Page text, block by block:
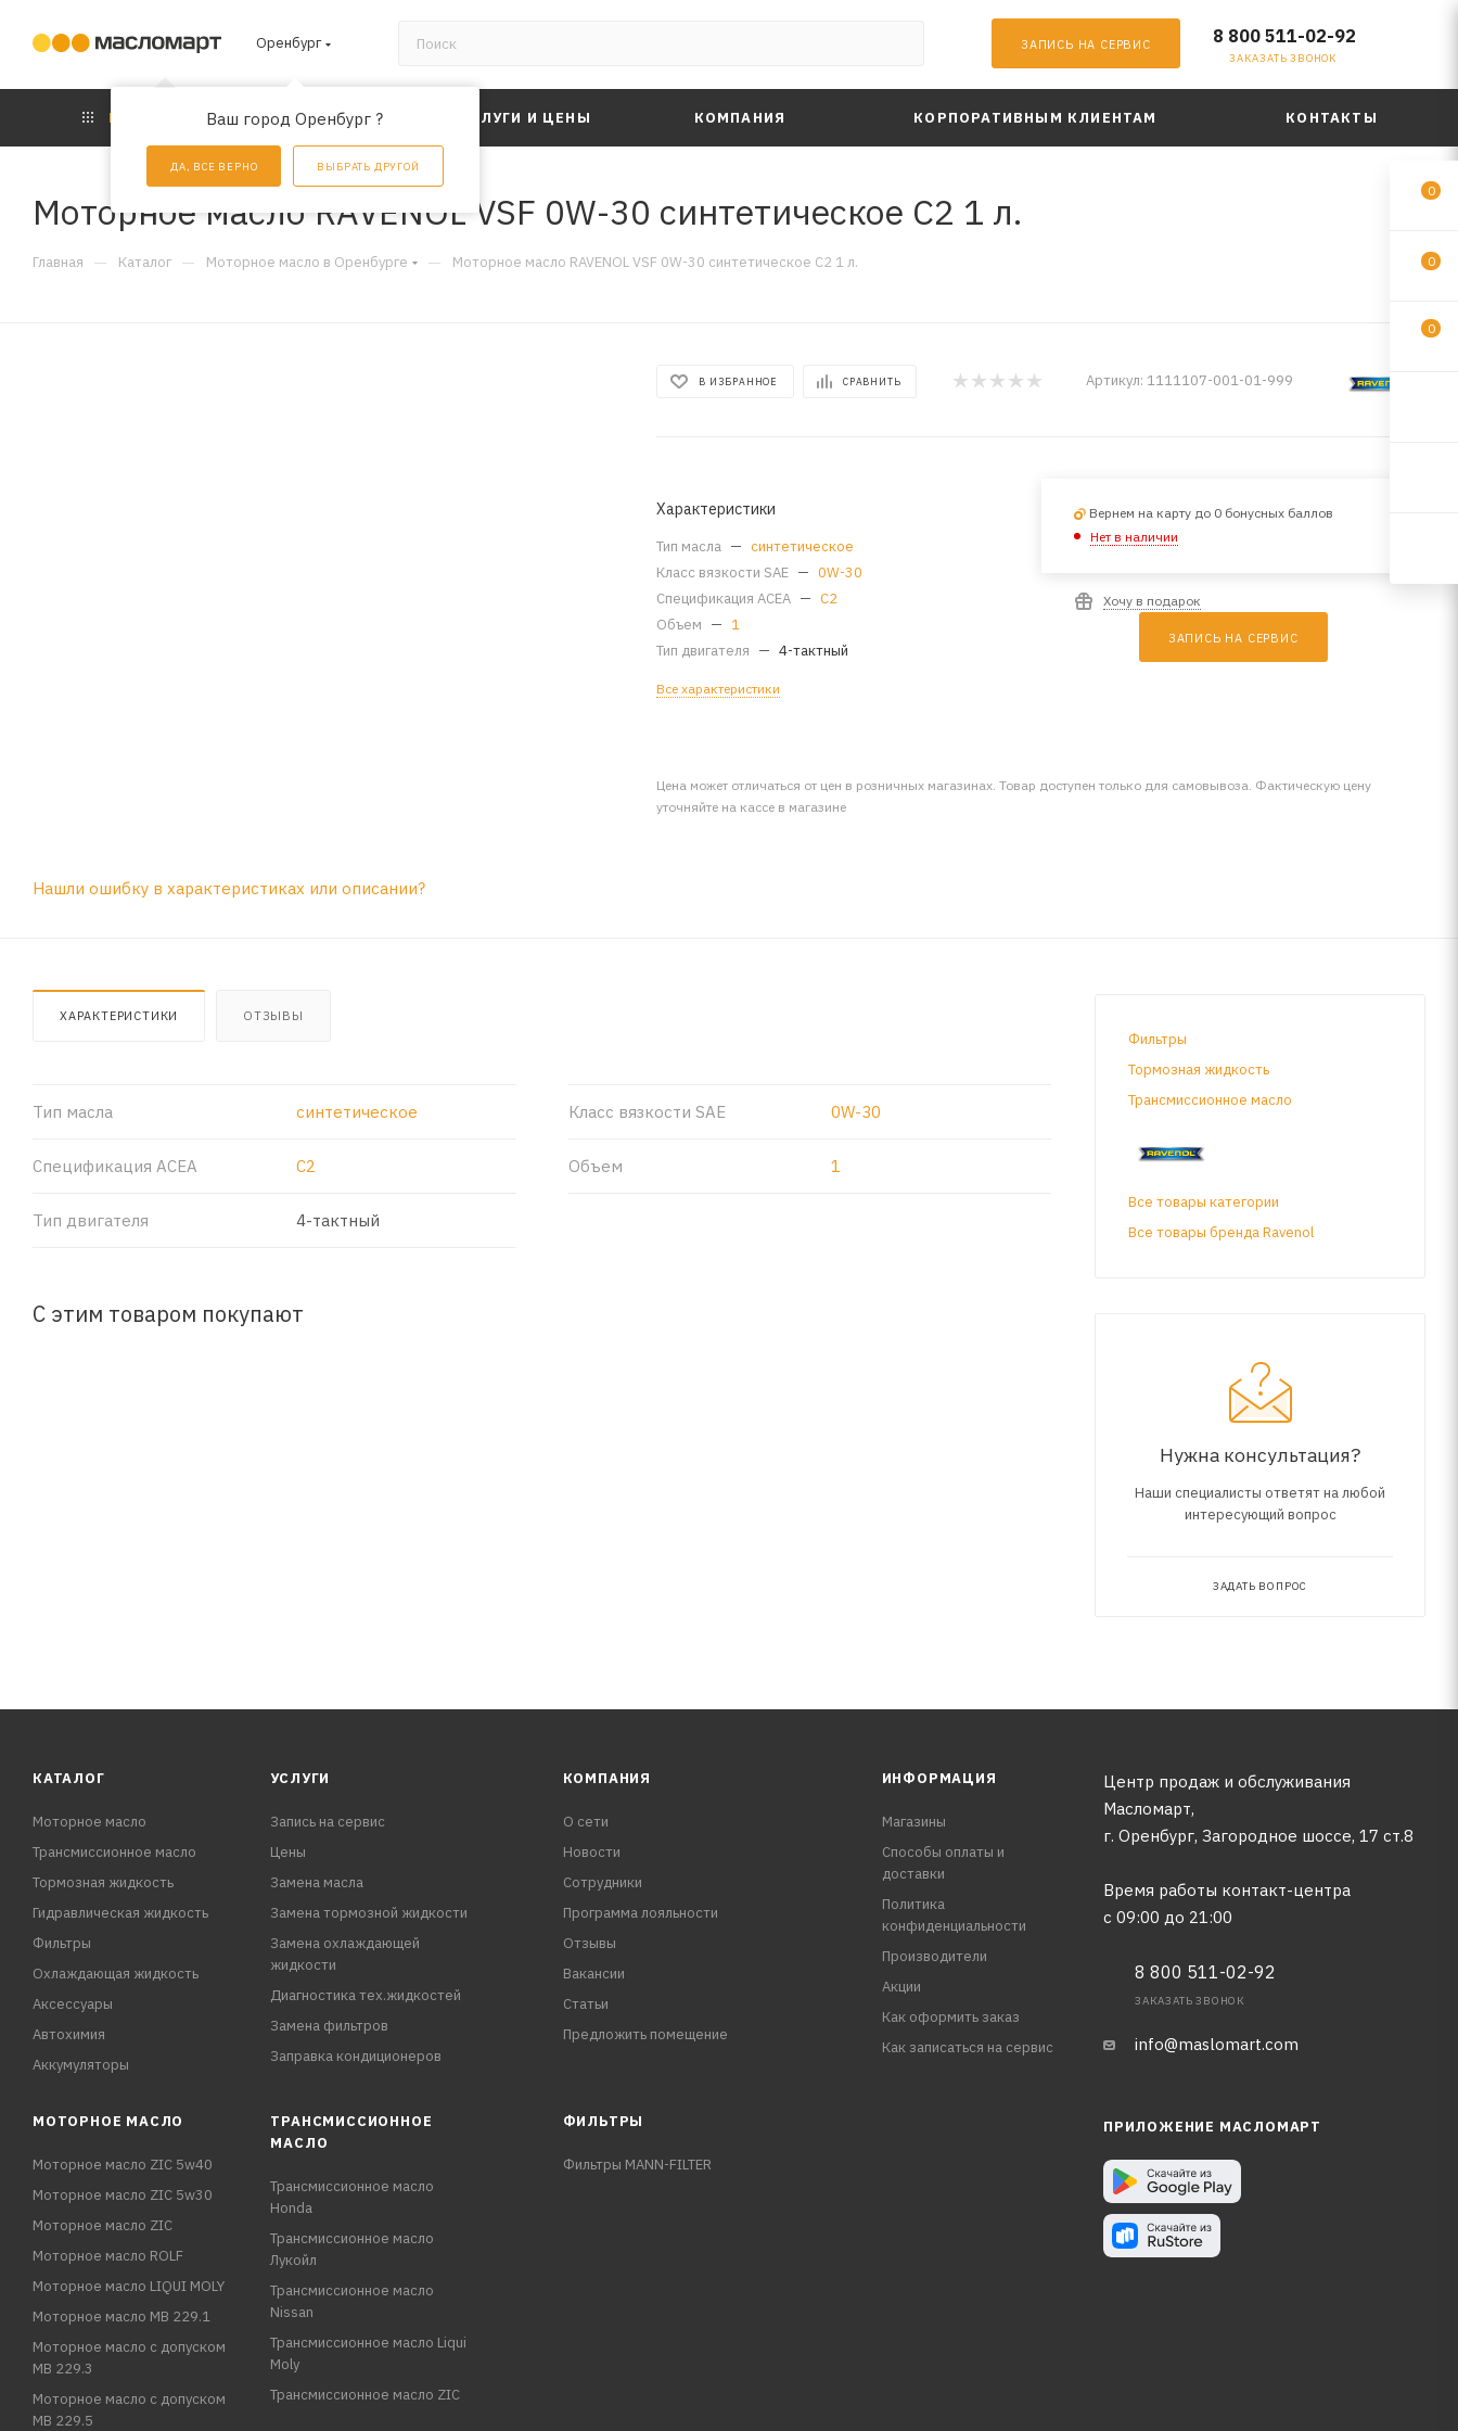
Оренбург
Ваш город Оренбург ?
ДА, ВСЕ ВЕРНО ВЫБРАТЬ ДРУГОЙ
ЗАПИСЬ НА СЕРВИС 8 800 511-02-92
ЗАКАЗАТЬ ЗВОНОК
КАТАЛОГ АКЦИИ УСЛУГИ И ЦЕНЫ КОМПАНИЯ КОРПОРАТИВНЫМ КЛИЕНТАМ КОНТАКТЫ
Моторное масло RAVENOL VSF 0W-30 синтетическое C2 1 л.
Главная — Каталог — Моторное масло в Оренбурге — Моторное масло RAVENOL VSF 0W-30 синтетическое C2 1 л.
В ИЗБРАННОЕ СРАВНИТЬ Артикул: 1111107-001-01-999
Характеристики
Тип масла — синтетическое
Класс вязкости SAE — 0W-30
Спецификация ACEA — C2
Объем — 1
Тип двигателя — 4-тактный
Все характеристики
Вернем на карту до 0 бонусных баллов
Нет в наличии
Хочу в подарок
ЗАПИСЬ НА СЕРВИС
Цена может отличаться от цен в розничных магазинах. Товар доступен только для самовывоза. Фактическую цену
уточняйте на кассе в магазине
Нашли ошибку в характеристиках или описании?
ХАРАКТЕРИСТИКИ ОТЗЫВЫ
Тип масла синтетическое Класс вязкости SAE 0W-30
Спецификация ACEA C2 Объем 1
Тип двигателя 4-тактный
С этим товаром покупают
Фильтры
Тормозная жидкость
Трансмиссионное масло
Все товары категории
Все товары бренда Ravenol
Нужна консультация?
Наши специалисты ответят на любой
интересующий вопрос
ЗАДАТЬ ВОПРОС
КАТАЛОГ
Моторное масло
Трансмиссионное масло
Тормозная жидкость
Гидравлическая жидкость
Фильтры
Охлаждающая жидкость
Аксессуары
Автохимия
Аккумуляторы
УСЛУГИ
Запись на сервис
Цены
Замена масла
Замена тормозной жидкости
Замена охлаждающей
жидкости
Диагностика тех.жидкостей
Замена фильтров
Заправка кондиционеров
КОМПАНИЯ
О сети
Новости
Сотрудники
Программа лояльности
Отзывы
Вакансии
Статьи
Предложить помещение
ИНФОРМАЦИЯ
Магазины
Способы оплаты и
доставки
Политика
конфиденциальности
Производители
Акции
Как оформить заказ
Как записаться на сервис
Центр продаж и обслуживания
Масломарт,
г. Оренбург, Загородное шоссе, 17 ст.8
Время работы контакт-центра
с 09:00 до 21:00
8 800 511-02-92
ЗАКАЗАТЬ ЗВОНОК
info@maslomart.com
МОТОРНОЕ МАСЛО
Моторное масло ZIC 5w40
Моторное масло ZIC 5w30
Моторное масло ZIC
Моторное масло ROLF
Моторное масло LIQUI MOLY
Моторное масло MB 229.1
Моторное масло с допуском
MB 229.3
Моторное масло с допуском
MB 229.5
ТРАНСМИССИОННОЕ
МАСЛО
Трансмиссионное масло
Honda
Трансмиссионное масло
Лукойл
Трансмиссионное масло
Nissan
Трансмиссионное масло Liqui
Moly
Трансмиссионное масло ZIC
ФИЛЬТРЫ
Фильтры MANN-FILTER
ПРИЛОЖЕНИЕ МАСЛОМАРТ
0
0
0